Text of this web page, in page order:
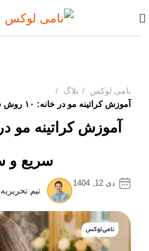
نامی لوکس
بلاگ
آموزش کراتینه مو در خانه: ۱۰ روش سریع و ساده
سریع و
دی 12, 1404
تیم